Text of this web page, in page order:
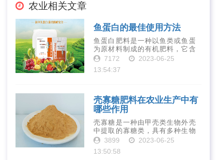
农业相关文章
鱼蛋白的最佳使用方法
鱼蛋白肥料是一种以鱼类或鱼蛋
为原材料制成的有机肥料，它含
有丰富的营养物质，如氮、磷、
钾、钙、镁等元素以及多种微量
元素和植物生长因子。这些营养
7172
2023-06-25
13:54:37
壳寡糖肥料在农业生产中有
哪些作用
壳寡糖是一种由甲壳类生物外壳
中提取的寡糖类，具有多种生物
活性和营养价值。在农业生产
中，壳寡糖也有许多作用，特别
是作为一种新型的有机肥料，壳
3899
2023-06-25
13:50:58